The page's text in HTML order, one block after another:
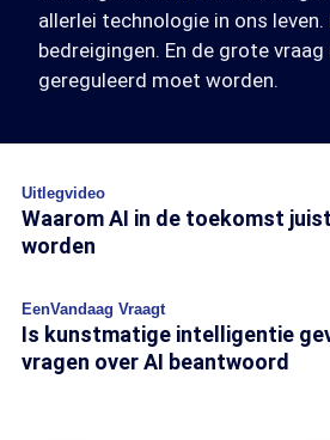
allerlei technologie in ons leven.
bedreigingen. En de grote
gereguleerd moet worden.
Uitlegvideo
Waarom AI in de toekomst
worden
EenVandaag Vraagt
Is kunstmatige intelligentie
vragen over AI beantwoord